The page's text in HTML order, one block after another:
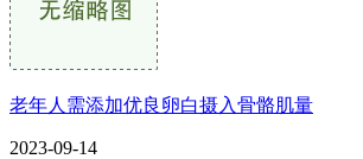
老年人需添加优良卵白摄入骨骼肌量
2023-09-14